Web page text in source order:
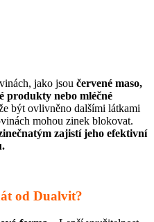
jako jsou červené maso,
produkty nebo mléčné
být ovlivněno dalšími látkami
mohou zinek blokovat.
zajistí jeho efektivní
od Dualvit?